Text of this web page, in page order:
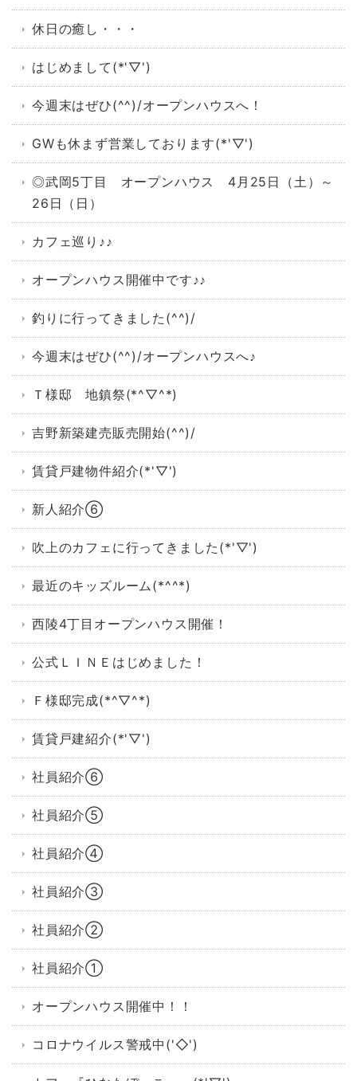
休日の癒し・・・
はじめまして(*'▽')
今週末はぜひ(^^)/オープンハウスへ！
GWも休まず営業しております(*'▽')
◎武岡5丁目 オープンハウス 4月25日（土）～
26日（日）
カフェ巡り♪♪
オープンハウス開催中です♪♪
釣りに行ってきました(^^)/
今週末はぜひ(^^)/オープンハウスへ♪
Ｔ様邸 地鎮祭(*^▽^*)
吉野新築建売販売開始(^^)/
賃貸戸建物件紹介(*'▽')
新人紹介⑥
吹上のカフェに行ってきました(*'▽')
最近のキッズルーム(*^^*)
西陵4丁目オープンハウス開催！
公式ＬＩＮＥはじめました！
Ｆ様邸完成(*^▽^*)
賃貸戸建紹介(*'▽')
社員紹介⑥
社員紹介⑤
社員紹介④
社員紹介③
社員紹介②
社員紹介①
オープンハウス開催中！！
コロナウイルス警戒中('◇')ゞ